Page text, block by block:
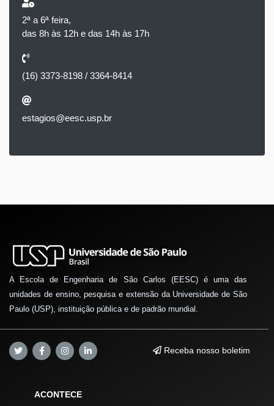
2ª a 6ª feira,
das 8h às 12h e das 14h às 17h
(16) 3373-8198 / 3364-8414
estagios@eesc.usp.br
A Escola de Engenharia de São Carlos (EESC) é uma das
unidades de ensino, pesquisa e extensão da Universidade de São
Paulo (USP), instituição pública e de padrão mundial.
Receba nosso boletim
ACONTECE